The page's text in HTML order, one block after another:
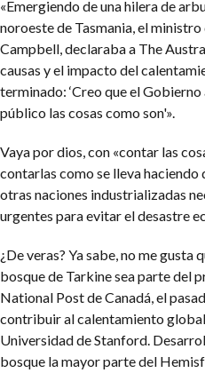
«Emergiendo de una hilera de
noroeste de Tasmania, el
Campbell, declaraba a The
causas y el impacto del
terminado: ‘Creo que el
público las cosas como son'».
Vaya por dios, con «contar las
contarlas como se lleva haciendo
otras naciones industrializadas
urgentes para evitar el desastre
¿De veras? Ya sabe, no me gusta
bosque de Tarkine sea parte del
National Post de Canadá, el
contribuir al calentamiento
Universidad de Stanford.
bosque la mayor parte del